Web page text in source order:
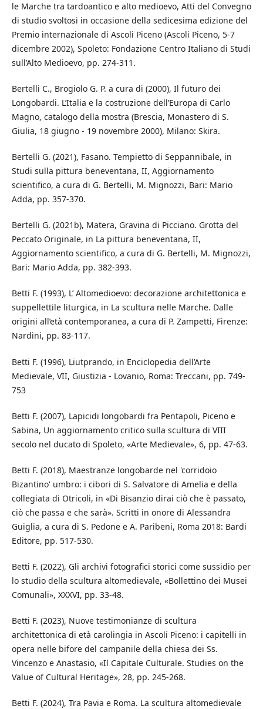
le Marche tra tardoantico e alto medioevo, Atti del Convegno
di studio svoltosi in occasione della sedicesima edizione del
Premio internazionale di Ascoli Piceno (Ascoli Piceno, 5-7
dicembre 2002), Spoleto: Fondazione Centro Italiano di Studi
sull’Alto Medioevo, pp. 274-311.
Bertelli C., Brogiolo G. P. a cura di (2000), Il futuro dei
Longobardi. L’Italia e la costruzione dell’Europa di Carlo
Magno, catalogo della mostra (Brescia, Monastero di S.
Giulia, 18 giugno - 19 novembre 2000), Milano: Skira.
Bertelli G. (2021), Fasano. Tempietto di Seppannibale, in
Studi sulla pittura beneventana, II, Aggiornamento
scientifico, a cura di G. Bertelli, M. Mignozzi, Bari: Mario
Adda, pp. 357-370.
Bertelli G. (2021b), Matera, Gravina di Picciano. Grotta del
Peccato Originale, in La pittura beneventana, II,
Aggiornamento scientifico, a cura di G. Bertelli, M. Mignozzi,
Bari: Mario Adda, pp. 382-393.
Betti F. (1993), L’ Altomedioevo: decorazione architettonica e
suppellettile liturgica, in La scultura nelle Marche. Dalle
origini all’età contemporanea, a cura di P. Zampetti, Firenze:
Nardini, pp. 83-117.
Betti F. (1996), Liutprando, in Enciclopedia dell’Arte
Medievale, VII, Giustizia - Lovanio, Roma: Treccani, pp. 749-
753
Betti F. (2007), Lapicidi longobardi fra Pentapoli, Piceno e
Sabina, Un aggiornamento critico sulla scultura di VIII
secolo nel ducato di Spoleto, «Arte Medievale», 6, pp. 47-63.
Betti F. (2018), Maestranze longobarde nel 'corridoio
Bizantino' umbro: i cibori di S. Salvatore di Amelia e della
collegiata di Otricoli, in «Di Bisanzio dirai ciò che è passato,
ciò che passa e che sarà». Scritti in onore di Alessandra
Guiglia, a cura di S. Pedone e A. Paribeni, Roma 2018: Bardi
Editore, pp. 517-530.
Betti F. (2022), Gli archivi fotografici storici come sussidio per
lo studio della scultura altomedievale, «Bollettino dei Musei
Comunali», XXXVI, pp. 33-48.
Betti F. (2023), Nuove testimonianze di scultura
architettonica di età carolingia in Ascoli Piceno: i capitelli in
opera nelle bifore del campanile della chiesa dei Ss.
Vincenzo e Anastasio, «Il Capitale Culturale. Studies on the
Value of Cultural Heritage», 28, pp. 245-268.
Betti F. (2024), Tra Pavia e Roma. La scultura altomedievale